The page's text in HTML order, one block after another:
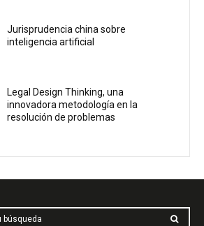
Jurisprudencia china sobre
inteligencia artificial
Legal Design Thinking, una
innovadora metodología en la
resolución de problemas
búsqueda